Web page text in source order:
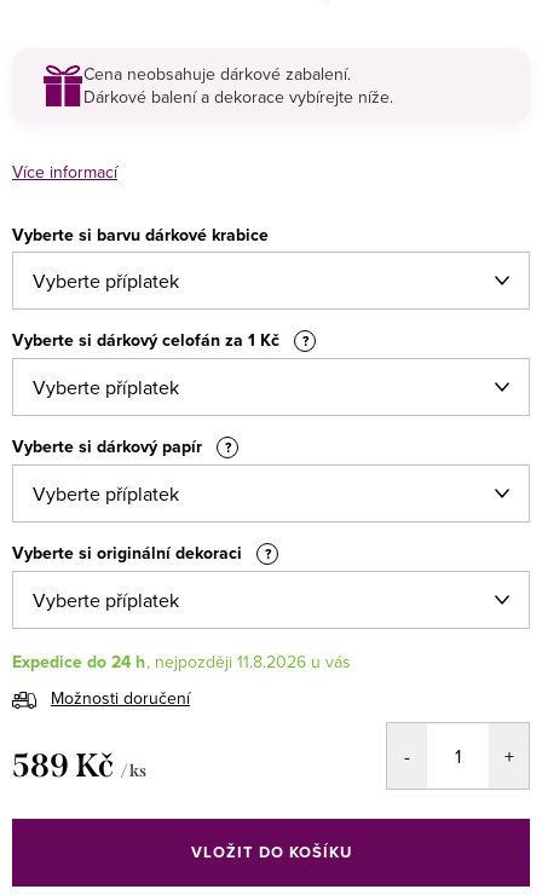
Cena neobsahuje dárkové zabalení.
Dárkové balení a dekorace vybírejte níže.
Více informací
Vyberte si barvu dárkové krabice
Vyberte si dárkový celofán za 1 Kč ?
Vyberte si dárkový papír ?
Vyberte si originální dekoraci ?
Expedice do 24 h
11.8.2026
Možnosti doručení
589 Kč / ks
cena:
VLOŽIT DO KOŠÍKU